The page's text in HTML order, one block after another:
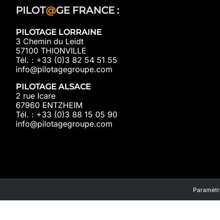
PILOT@GE FRANCE :
PILOTAGE LORRAINE
3 Chemin du Leidt
57100 THIONVILLE
Tél. : +33 (0)3 82 54 51 55
info@pilotagegroupe.com
PILOTAGE ALSACE
2 rue Icare
67960 ENTZHEIM
Tél. : +33 (0)3 88 15 05 90
info@pilotagegroupe.com